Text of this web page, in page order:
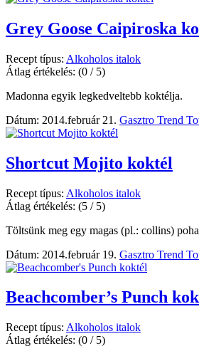
Grey Goose Caipiroska
Recept típus: Alkoholos italok
Átlag értékelés: (0 / 5)
Madonna egyik legkedveltebb koktélja.
Dátum: 2014.február 21. Gasztro Trend
Shortcut Mojito koktél
Recept típus: Alkoholos italok
Átlag értékelés: (5 / 5)
Töltsünk meg egy magas (pl.: collins)
Dátum: 2014.február 19. Gasztro Trend
Beachcomber’s Punch
Recept típus: Alkoholos italok
Átlag értékelés: (0 / 5)